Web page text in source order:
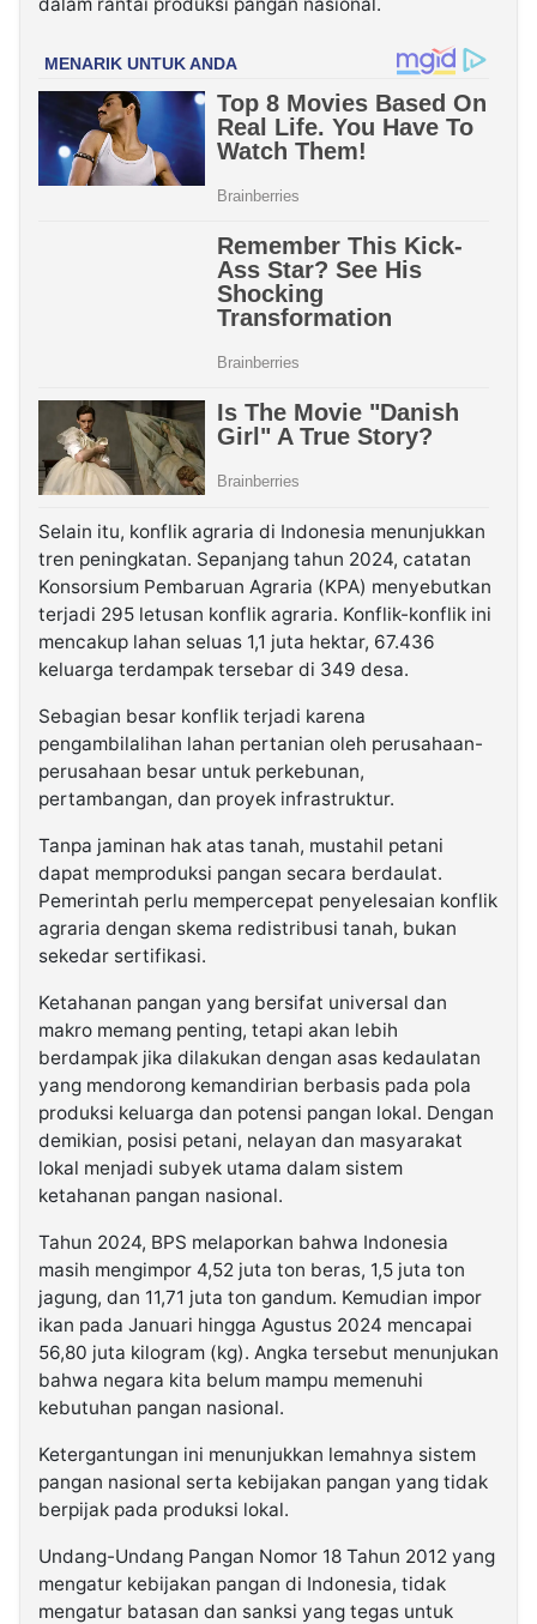
dalam rantai produksi pangan nasional.
Selain itu, konflik agraria di Indonesia menunjukkan
tren peningkatan. Sepanjang tahun 2024, catatan
Konsorsium Pembaruan Agraria (KPA) menyebutkan
terjadi 295 letusan konflik agraria. Konflik-konflik ini
mencakup lahan seluas 1,1 juta hektar, 67.436
keluarga terdampak tersebar di 349 desa.
Sebagian besar konflik terjadi karena
pengambilalihan lahan pertanian oleh perusahaan-
perusahaan besar untuk perkebunan,
pertambangan, dan proyek infrastruktur.
Tanpa jaminan hak atas tanah, mustahil petani
dapat memproduksi pangan secara berdaulat.
Pemerintah perlu mempercepat penyelesaian konflik
agraria dengan skema redistribusi tanah, bukan
sekedar sertifikasi.
Ketahanan pangan yang bersifat universal dan
makro memang penting, tetapi akan lebih
berdampak jika dilakukan dengan asas kedaulatan
yang mendorong kemandirian berbasis pada pola
produksi keluarga dan potensi pangan lokal. Dengan
demikian, posisi petani, nelayan dan masyarakat
lokal menjadi subyek utama dalam sistem
ketahanan pangan nasional.
Tahun 2024, BPS melaporkan bahwa Indonesia
masih mengimpor 4,52 juta ton beras, 1,5 juta ton
jagung, dan 11,71 juta ton gandum. Kemudian impor
ikan pada Januari hingga Agustus 2024 mencapai
56,80 juta kilogram (kg). Angka tersebut menunjukan
bahwa negara kita belum mampu memenuhi
kebutuhan pangan nasional.
Ketergantungan ini menunjukkan lemahnya sistem
pangan nasional serta kebijakan pangan yang tidak
berpijak pada produksi lokal.
Undang-Undang Pangan Nomor 18 Tahun 2012 yang
mengatur kebijakan pangan di Indonesia, tidak
mengatur batasan dan sanksi yang tegas untuk